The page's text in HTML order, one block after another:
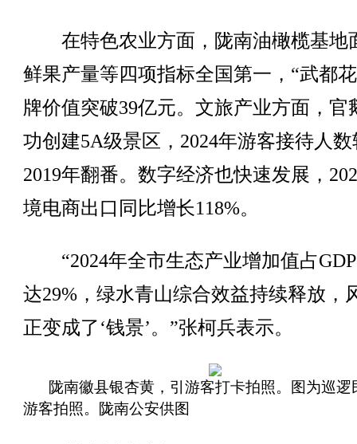
在特色农业方面，陇南油橄榄基地
鲜果产量等四项指标全国第一，“武都
牌价值突破39亿元。文旅产业方面，官
功创建5A级景区，2024年游客接待人数
2019年翻番。数字经济也快速发展，
境电商出口同比增长118%。
“2024年全市生态产业增加值占
达29%，绿水青山综合效益持续释放，
正变成了‘钱景’。”张柯兵表示。
陇南徽县银杏黄，引游客打卡拍照。图为巡逻
游客拍照。陇南公安供图